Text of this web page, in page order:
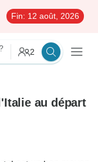
Fin: 12 août, 2026
2
au départ